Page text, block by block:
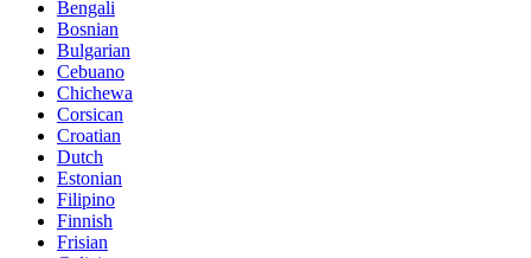
Bengali
Bosnian
Bulgarian
Cebuano
Chichewa
Corsican
Croatian
Dutch
Estonian
Filipino
Finnish
Frisian